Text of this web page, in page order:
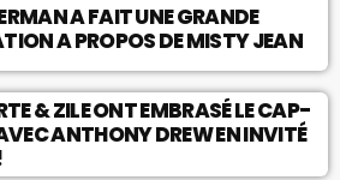
A FAIT UNE GRANDE
A PROPOS DE MISTY JEAN
& ZILE ONT EMBRASÉ LE CAP-
ANTHONY DREW EN INVITÉ